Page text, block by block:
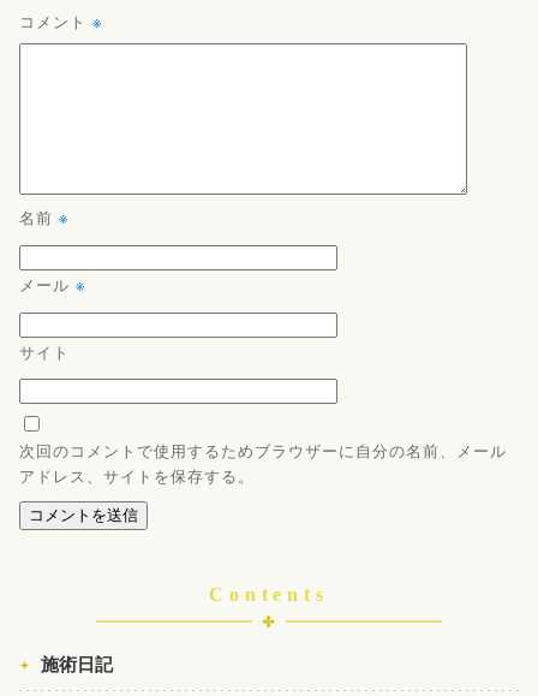
コメント ※
名前 ※
メール ※
サイト
次回のコメントで使用するためブラウザーに自分の名前、メール
アドレス、サイトを保存する。
Contents
施術日記